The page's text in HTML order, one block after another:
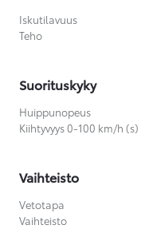
Iskutilavuus
Teho
Suorituskyky
Huippunopeus
Kiihtyvyys 0-100 km/h (s)
Vaihteisto
Vetotapa
Vaihteisto